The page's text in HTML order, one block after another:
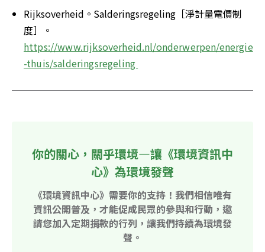
Rijksoverheid。Salderingsregeling［淨計量電價制
度］。
https://www.rijksoverheid.nl/onderwerpen/energie
-thuis/salderingsregeling
你的關心，關乎環境—讓《環境資訊中
心》為環境發聲
《環境資訊中心》需要你的支持！我們相信唯有
資訊公開普及，才能促成民眾的參與和行動，邀
請您加入定期捐款的行列，讓我們持續為環境發
聲。